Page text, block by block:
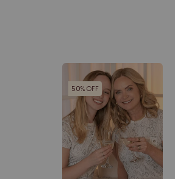
50% OFF